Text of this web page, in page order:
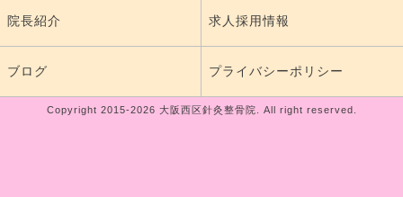
院長紹介 求人採用情報
ブログ プライバシーポリシー
Copyright 2015-2026 大阪西区針灸整骨院. All right reserved.